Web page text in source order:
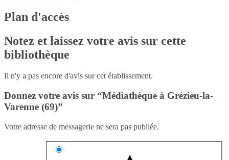
Plan d'accès
Notez et laissez votre avis sur cette
bibliothèque
Il n'y a pas encore d'avis sur cet établissement.
Donnez votre avis sur “Médiathèque à Grézieu-la-
Varenne (69)”
Votre adresse de messagerie ne sera pas publiée.